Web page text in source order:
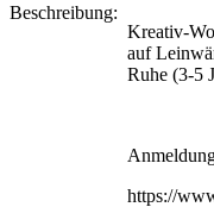
Beschreibung:
Kreativ-
auf
Ruhe (3-5
https://